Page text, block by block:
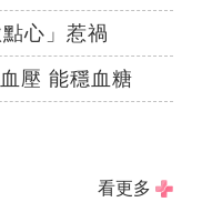
心」惹禍
壓 能穩血糖
看更多